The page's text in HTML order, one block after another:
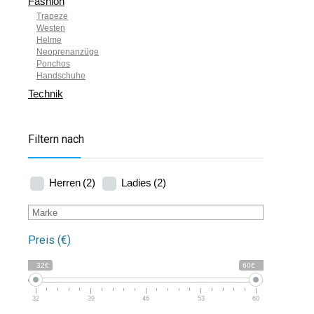
Trapeze
Westen
Helme
Neoprenanzüge
Ponchos
Handschuhe
Technik
Filtern nach
Herren (2) Ladies (2)
Preis (€)
32€ 60€
32 39 46 53 60